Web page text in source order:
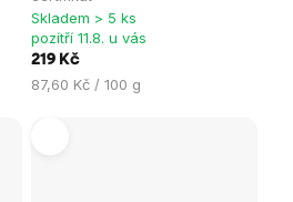
je
0,0
z
5
Skladem > 5 ks
pozítří 11.8. u vás
219 Kč
Měrná
87,60 Kč / 100 g